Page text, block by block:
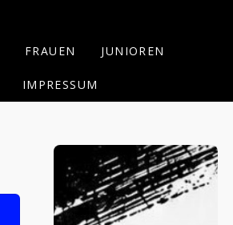
FRAUEN JUNIOREN
IMPRESSUM